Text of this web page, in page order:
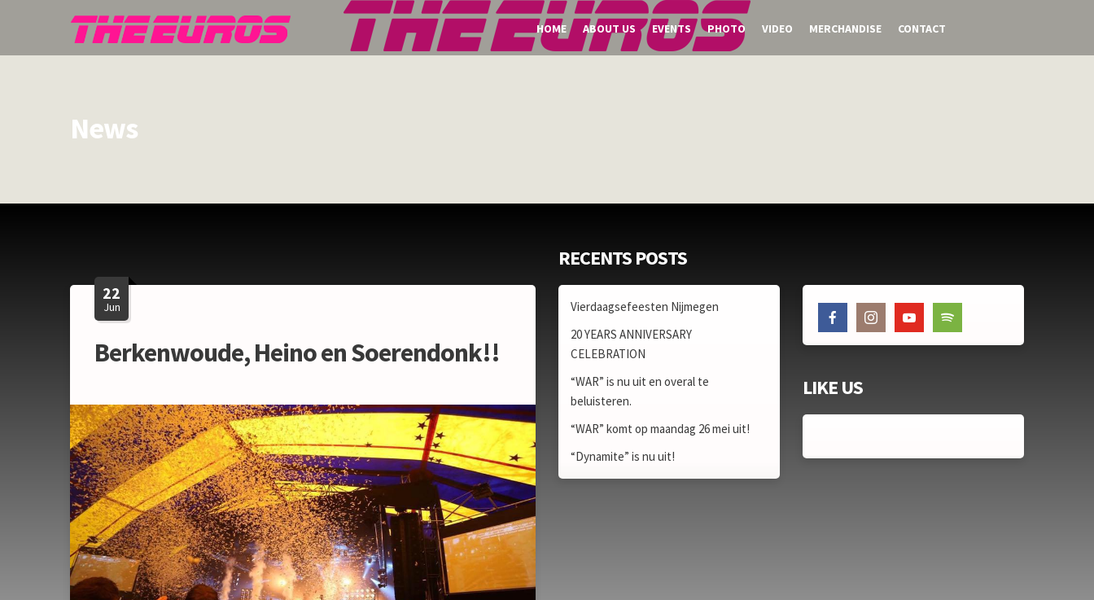
HOME ABOUT US EVENTS PHOTO VIDEO MERCHANDISE CONTACT
News
22
Jun
Berkenwoude, Heino en Soerendonk!!
RECENTS POSTS
Vierdaagsefeesten Nijmegen
20 YEARS ANNIVERSARY
CELEBRATION
“WAR” is nu uit en overal te
beluisteren.
“WAR” komt op maandag 26 mei uit!
“Dynamite” is nu uit!
LIKE US